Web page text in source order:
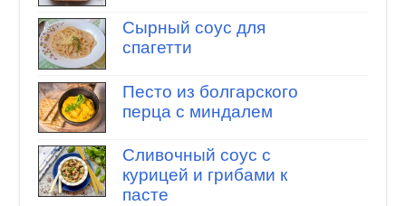
Сырный соус для
спагетти
Песто из болгарского
перца с миндалем
Сливочный соус с
курицей и грибами к
пасте